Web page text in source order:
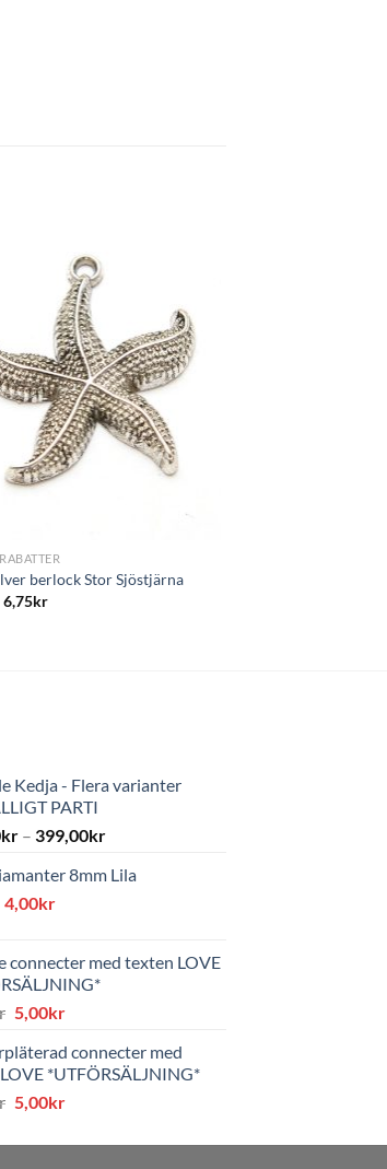
till i
önskelistan
berlock Stor Sjöstjärna
6,75kr
Kedja - Flera varianter
PARTI
kr – 399,00kr
8mm Lila
Det
var:
8,00kr.
4,00krDet
är:
4,00kr.
connecter med texten LOVE
Det
priset
var:
12,00kr.
5,00krDet
priset
är:
5,00kr.
connecter med
*UTFÖRSÄLJNING*
Det
priset
5,00krDet
priset